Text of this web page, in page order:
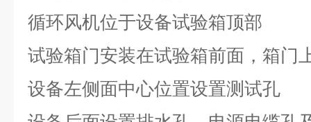
循环风机位于设备试验箱顶部
试验箱门安装在试验箱前面，箱门
设备左侧面中心位置设置测试孔